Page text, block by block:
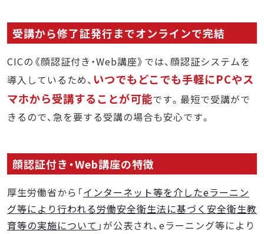
受講から修了証発行までオンラインで完結
CICの《顔認証付き・Web講座》では、顔認証システムを
導入しているため、 いつでもどこでも手軽にPCやス
マホから受講することが可能です。最短で受講がで
きるので、急を要する受講の場合も安心です。
顔認証付き・Web講座の特徴
厚生労働省から「インターネット等を介したeラーニン
グ等により行われる労働安全衛生法に基づく安全衛生教
育等の実施について 」が公表され、eラーニング等により